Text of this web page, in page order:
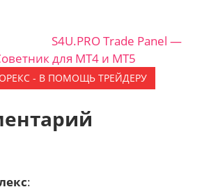
S4U.PRO Trade Panel —
для MT4 и MT5
- В ПОМОЩЬ ТРЕЙДЕРУ
: